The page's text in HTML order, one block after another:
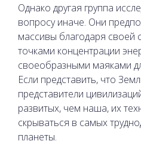
Однако другая группа
вопросу иначе. Они
массивы благодаря своей
точками концентрации
своеобразными маяками
Если представить, что
представители
развитых, чем наша, их
скрываться в самых
планеты.